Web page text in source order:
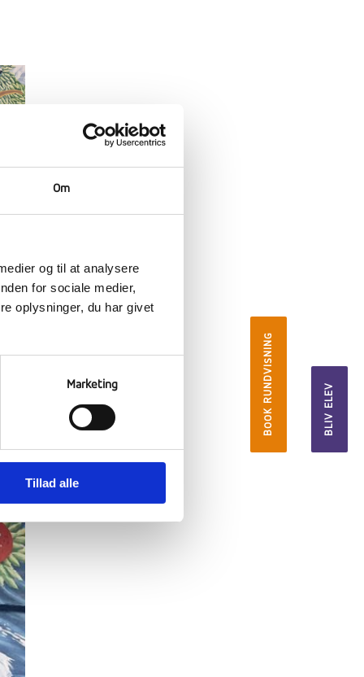
Om
og til at analysere
for sociale medier,
oplysninger, du har givet
Marketing
Tillad alle
BOOK RUNDVISNING BLIV ELEV